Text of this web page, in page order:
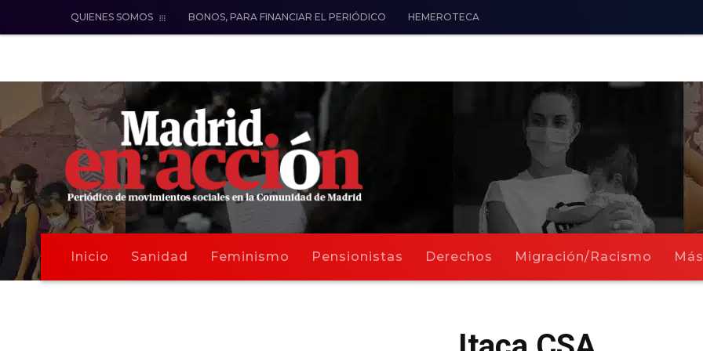
QUIENES SOMOS BONOS, PARA FINANCIAR EL PERIÓDICO HEMEROTECA
Inicio Sanidad Feminismo Pensionistas Derechos Migración/Racismo Más